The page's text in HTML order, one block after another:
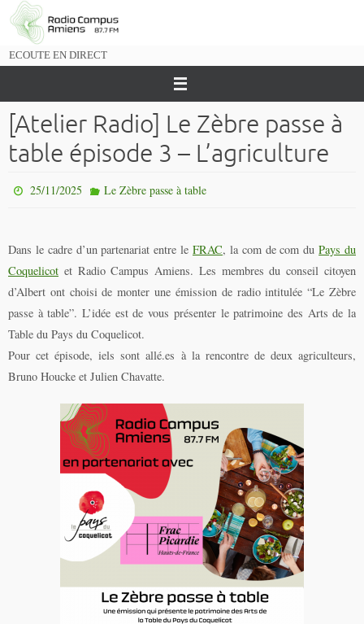
Passer
vers
ECOUTE EN DIRECT
[Atelier Radio] Le Zèbre passe à
table épisode 3 – L’agriculture
25/11/2025 Le Zèbre passe à table
Dans le cadre d’un partenariat entre le FRAC, la com de com duPays du
Coquelicot et Radio Campus Amiens. Les membres du conseil citoyen
d’Albert ont choisi de monter une émission de radio intitulée “Le Zèbre
passe à table”. L’idée est de vous présenter le patrimoine des Arts de la
Table du Pays du Coquelicot.
Pour cet épisode, iels sont allé.es à la rencontre de deux agriculteurs,
Bruno Houcke et Julien Chavatte.